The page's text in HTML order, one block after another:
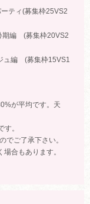
ティ(募集枠25VS2
編 (募集枠20VS2
ュ編 (募集枠15VS1
が平均です。天
。
でご了承下さい。
合もあります。